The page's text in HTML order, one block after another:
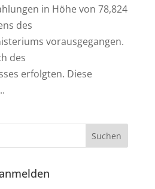
in Höhe von 78,824
des
vorausgegangen.
des
erfolgten. Diese